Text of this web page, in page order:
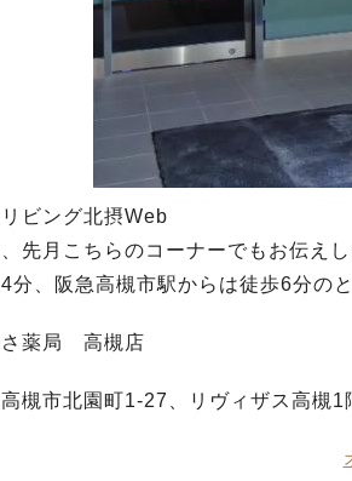
ビング北摂Web
先月こちらのコーナーでもお伝え
分、阪急高槻市駅からは徒歩6分のと
さ薬局 高槻店
槻市北園町1-27、リヴィザス高槻1